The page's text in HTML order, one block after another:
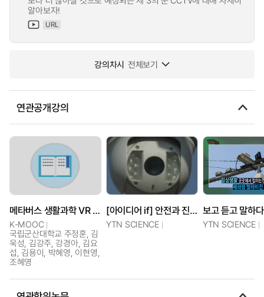
알아보자!
URL
강의차시 전체보기
연관공개강의
메타버스 생활과학 VR 실험실
K-MOOC
국립군산대학교 주정훈, 김
욱성, 김강주, 강경아, 김요
섭, 김용이, 박혜영, 이현영,
조혜영
[아이디어 if] 안전과 진실의 파수꾼, CCTV
YTN SCIENCE YTN SCIENCE